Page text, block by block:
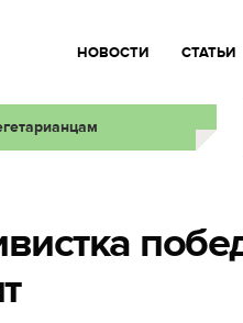
НОВОСТИ СТАТЬИ